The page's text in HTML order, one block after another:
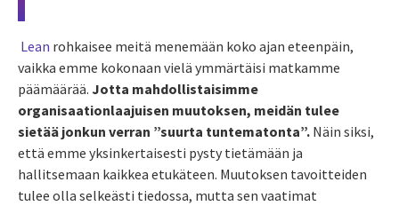
Lean rohkaisee meitä menemään koko ajan eteenpäin,
vaikka emme kokonaan vielä ymmärtäisi matkamme
päämäärää. Jotta mahdollistaisimme
organisaationlaajuisen muutoksen, meidän tulee
sietää jonkun verran ”suurta tuntematonta”. Näin siksi,
että emme yksinkertaisesti pysty tietämään ja
hallitsemaan kaikkea etukäteen. Muutoksen tavoitteiden
tulee olla selkeästi tiedossa, mutta sen vaatimat